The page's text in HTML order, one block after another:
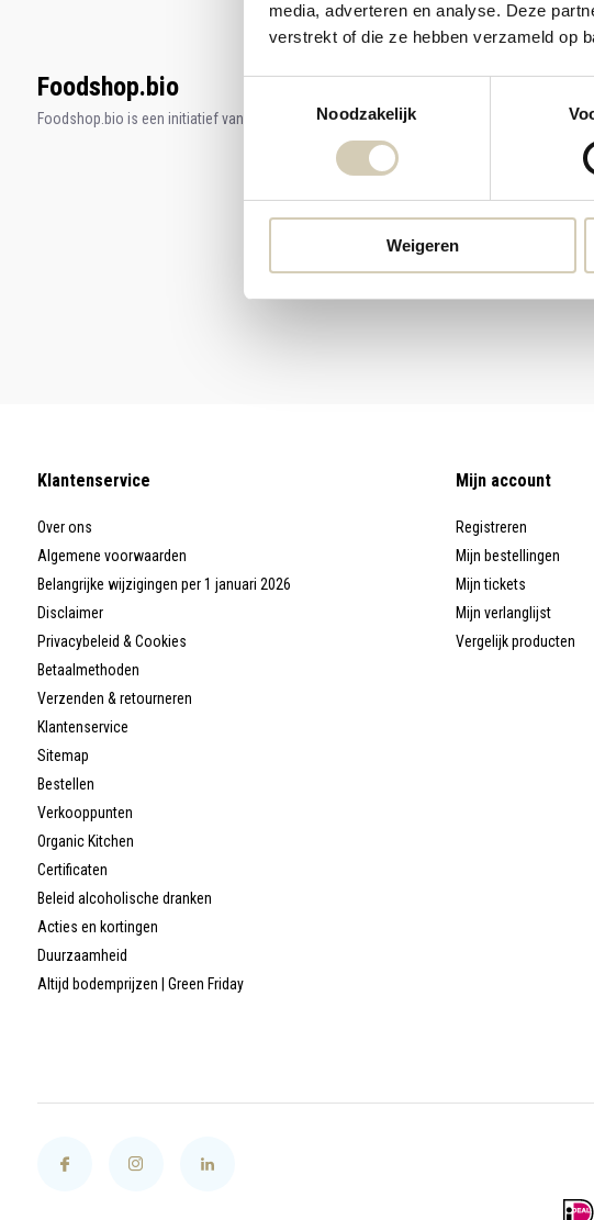
media, adverteren en analyse. Deze
verstrekt of die ze hebben verzameld op
Noodzakelijk
Weigeren
Foodshop.bio
Foodshop.bio is een initiatief van de Smaakspecialist Neem
Klantenservice
Over ons
Algemene voorwaarden
Belangrijke wijzigingen per 1 januari 2026
Disclaimer
Privacybeleid & Cookies
Betaalmethoden
Verzenden & retourneren
Klantenservice
Sitemap
Bestellen
Verkooppunten
Organic Kitchen
Certificaten
Beleid alcoholische dranken
Acties en kortingen
Duurzaamheid
Altijd bodemprijzen | Green Friday
Mijn account
Registreren
Mijn bestellingen
Mijn tickets
Mijn verlanglijst
Vergelijk producten